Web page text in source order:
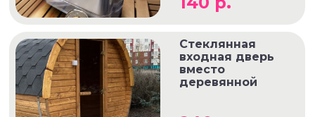
Стеклянная
входная дверь
вместо
деревянной